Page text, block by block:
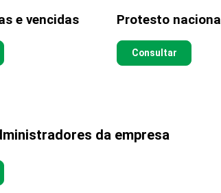
e vencidas Protesto nacional
Consultar
da empresa